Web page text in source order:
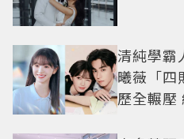
清純學霸
曦薇「四
歷全輾壓